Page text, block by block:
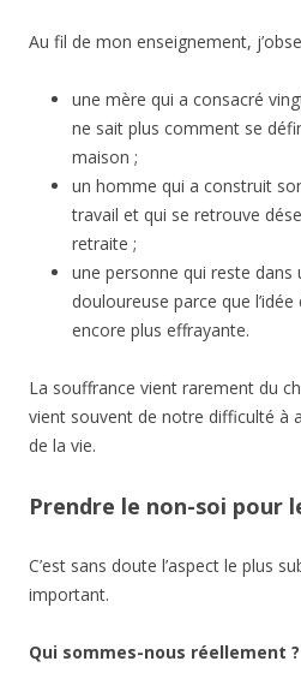
Au fil de mon enseignement,
une mère qui a consacré
ne sait plus comment se
maison ;
un homme qui a construit
travail et qui se retrouve
retraite ;
une personne qui reste dans
douloureuse parce que
encore plus effrayante.
La souffrance vient rarement du
vient souvent de notre difficulté à
de la vie.
Prendre le non-soi pour
C’est sans doute l’aspect le plus
important.
Qui sommes-nous réellement ?